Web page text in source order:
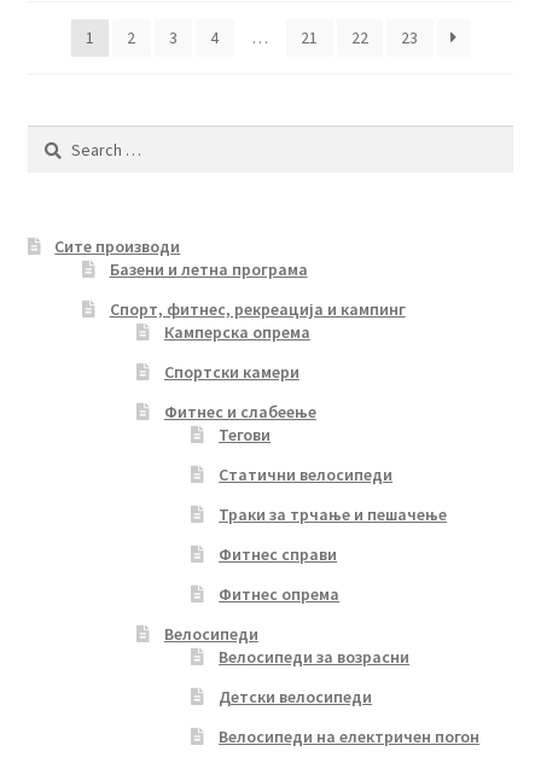
1
2 3 4 … 21 22 23
Search
Сите производи
Базени и летна програма
Спорт, фитнес, рекреација и кампинг
Камперска опрема
Спортски камери
Фитнес и слабеење
Тегови
Статични велосипеди
Траки за трчање и пешачење
Фитнес справи
Фитнес опрема
Велосипеди
Велосипеди за возрасни
Детски велосипеди
Велосипеди на електричен погон